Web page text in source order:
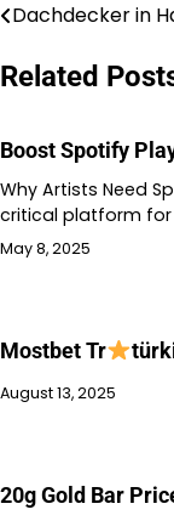
Post
navigation
Dachdecker in
Related
Boost Spotify
Why Artists Need
critical platform
May 8, 2025
Mostbet Tr
August 13, 2025
20g Gold Bar